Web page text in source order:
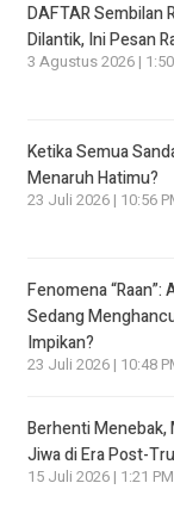
DAFTAR Sembilan
Dilantik, Ini Pesan
3 Agustus 2026 |
Ketika Semua
Menaruh Hatimu?
23 Juli 2026 | 10:56
Fenomena “Raan”:
Sedang
Impikan?
23 Juli 2026 | 10:48
Berhenti Menebak,
Jiwa di Era Post-
15 Juli 2026 | 1:21